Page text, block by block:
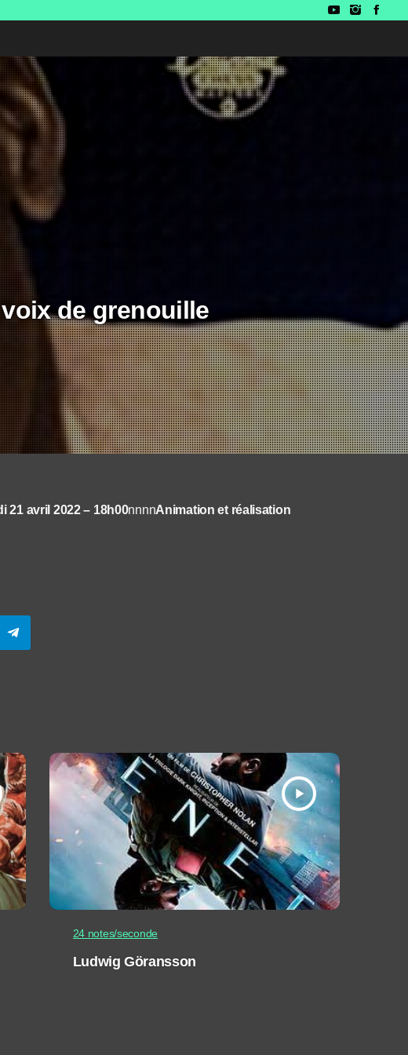
voix de grenouille
21 avril 2022 – 18h00nnnnAnimation et réalisation
play_arrow
24 notes/seconde
Ludwig Göransson